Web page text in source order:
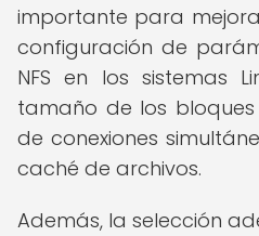
importante para
configuración de
NFS en los sistemas
tamaño de los
de conexiones
caché de archivos.
Además, la selección